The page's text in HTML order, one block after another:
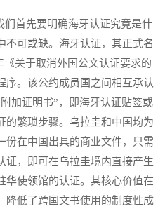
首先要明确海牙认证究竟是什
不可或缺。海牙认证，其正式名
《关于取消外国公文认证要求的
序。该公约成员国之间相互承认
加证明书”，即海牙认证贴签或
的繁琐步骤。乌拉圭和中国均为
份在中国出具的商业文件，只需
证，即可在乌拉圭境内直接产生
华使领馆的认证。其核心价值在
降低了跨国文书使用的制度性成